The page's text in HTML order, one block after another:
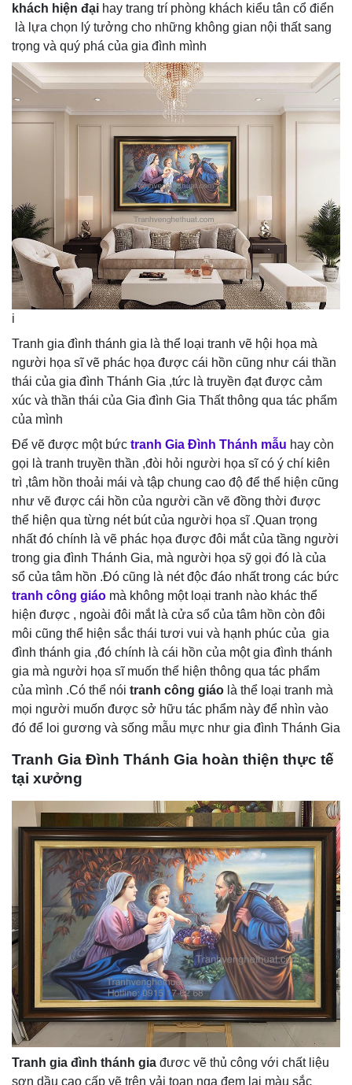
khách hiện đại hay trang trí phòng khách kiểu tân cổ điển
là lựa chọn lý tưởng cho những không gian nội thất sang
trọng và quý phá của gia đình mình
i
Tranh gia đình thánh gia là thể loại tranh vẽ hội họa mà
người họa sĩ vẽ phác họa được cái hồn cũng như cái thần
thái của gia đình Thánh Gia ,tức là truyền đạt được cảm
xúc và thần thái của Gia đình Gia Thất thông qua tác phẩm
của mình
Để vẽ được một bức tranh Gia Đình Thánh mẫu hay còn
gọi là tranh truyền thần ,đòi hỏi người họa sĩ có ý chí kiên
trì ,tâm hồn thoải mái và tập chung cao độ để thể hiện cũng
như vẽ được cái hồn của người cần vẽ đồng thời được
thể hiện qua từng nét bút của người họa sĩ .Quan trọng
nhất đó chính là vẽ phác họa được đôi mắt của tầng người
trong gia đình Thánh Gia, mà người họa sỹ gọi đó là của
sổ của tâm hồn .Đó cũng là nét độc đáo nhất trong các bức
tranh công giáo mà không một loại tranh nào khác thể
hiện được , ngoài đôi mắt là cửa sổ của tâm hồn còn đôi
môi cũng thể hiện sắc thái tươi vui và hạnh phúc của gia
đình thánh gia ,đó chính là cái hồn của một gia đình thánh
gia mà người họa sĩ muốn thể hiện thông qua tác phẩm
của mình .Có thể nói tranh công giáo là thể loại tranh mà
mọi người muốn được sở hữu tác phẩm này để nhìn vào
đó để loi gương và sống mẫu mực như gia đình Thánh Gia
Tranh Gia Đình Thánh Gia hoàn thiện thực tế
tại xưởng
Tranh gia đình thánh gia đươc vẽ thủ công với chất liệu
sơn dầu cao cấp vẽ trên vải toan nga đem lại màu sắc